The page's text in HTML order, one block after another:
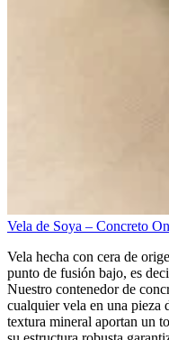
Vela de Soya – Concreto
Vela hecha con cera de
punto de fusión bajo, es
Nuestro contenedor de
cualquier vela en una pieza
textura mineral aportan un